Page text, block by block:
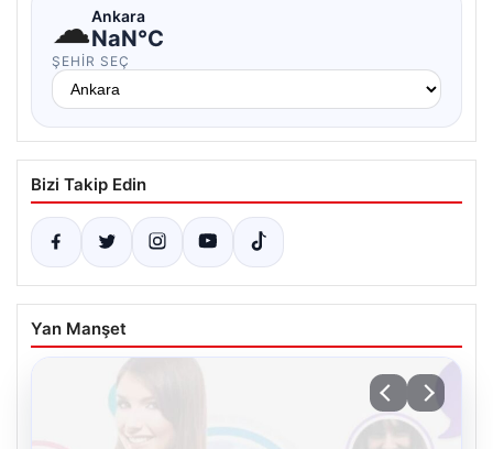
☁Ankara
NaN°C
ŞEHIR SEÇ
Bizi Takip Edin
Yan Manşet